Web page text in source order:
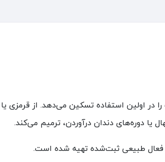
را در اولین استفاده تسکین می‌دهد. از
یا دوره‌های دندان درآوردن، ترمیم می‌کند.